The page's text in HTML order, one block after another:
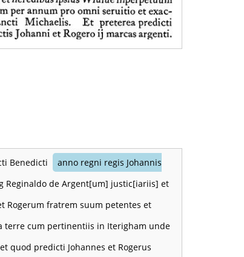
Benedicti
anno regni regis Johannis
Reginaldo de Argent[um] justic[iariis] et
Rogerum fratrem suum petentes et
terre cum pertinentiis in Iterigham unde
quod predicti Johannes et Rogerus